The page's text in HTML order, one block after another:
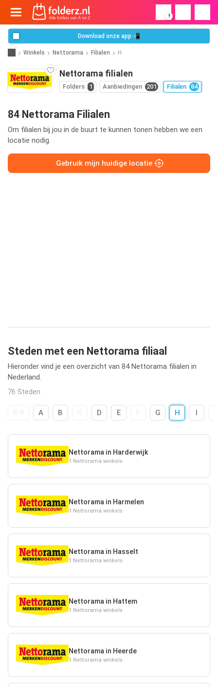
!
Download onze app 📲
Winkels Nettorama Filialen H
Nettorama filialen
Folders 1 Aanbiedingen 201 Filialen 84
84 Nettorama Filialen
Om filialen bij jou in de buurt te kunnen tonen hebben we een
locatie nodig.
Gebruik mijn huidige locatie
Steden met een Nettorama filiaal
Hieronder vind je een overzicht van 84 Nettorama filialen in
Nederland.
76 Steden
A B D E G H I
Nettorama in Harderwijk
1 Nettorama winkels
Nettorama in Harmelen
1 Nettorama winkels
Nettorama in Hasselt
1 Nettorama winkels
Nettorama in Hattem
1 Nettorama winkels
Nettorama in Heerde
1 Nettorama winkels